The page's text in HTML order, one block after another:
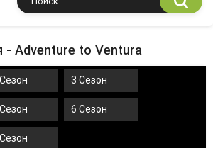
- Adventure to Ventura
3 Сезон
6 Сезон